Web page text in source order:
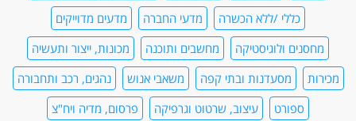
כללי /ללא הכשרה
מדעי החברה
מדעים מדוייקים
מחסנים ולוגיסטיקה
מחשבים ותוכנה
מכונות, ייצור ותעשיה
מכירות
מסעדנות ובתי קפה משאבי אנוש
נהגים, רכב ותחבורה
ספורט
עיצוב, שרטוט וגרפיקה
פרסום, מדיה ויח"צ